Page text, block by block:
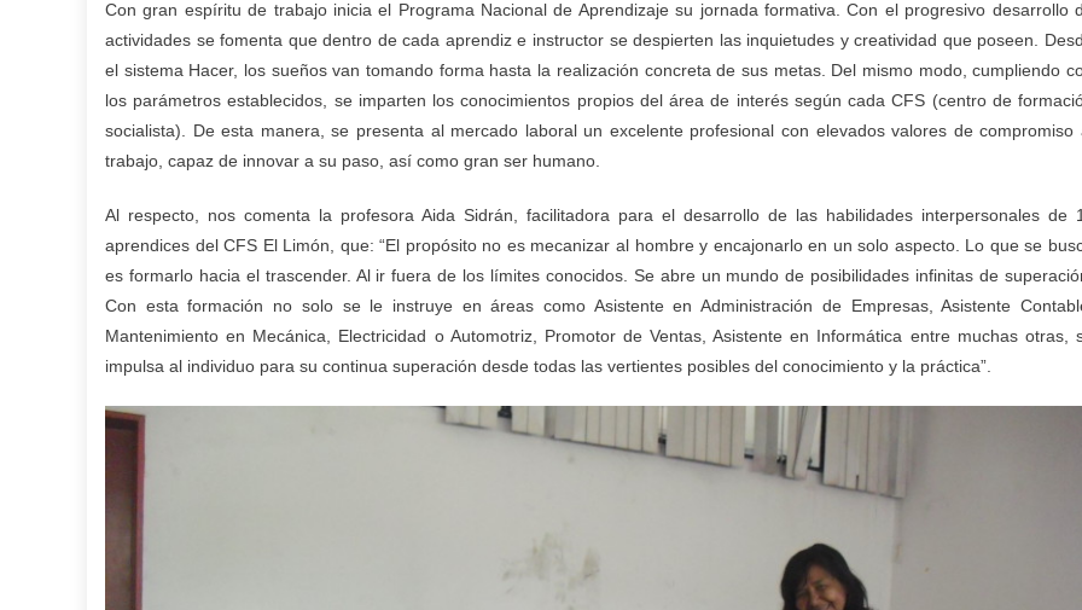
Con gran espíritu de trabajo inicia el Programa Nacional de Aprendizaje su jornada formativa. Con el progresivo desarrollo
actividades se fomenta que dentro de cada aprendiz e instructor se despierten las inquietudes y creatividad que poseen.
el sistema Hacer, los sueños van tomando forma hasta la realización concreta de sus metas. Del mismo modo, cumpliendo
los parámetros establecidos, se imparten los conocimientos propios del área de interés según cada CFS (centro de
socialista). De esta manera, se presenta al mercado laboral un excelente profesional con elevados valores de compromiso
trabajo, capaz de innovar a su paso, así como gran ser humano.
Al respecto, nos comenta la profesora Aida Sidrán, facilitadora para el desarrollo de las habilidades interpersonales de
aprendices del CFS El Limón, que: “El propósito no es mecanizar al hombre y encajonarlo en un solo aspecto. Lo que se
es formarlo hacia el trascender. Al ir fuera de los límites conocidos. Se abre un mundo de posibilidades infinitas de
Con esta formación no solo se le instruye en áreas como Asistente en Administración de Empresas, Asistente
Mantenimiento en Mecánica, Electricidad o Automotriz, Promotor de Ventas, Asistente en Informática entre muchas otras,
impulsa al individuo para su continua superación desde todas las vertientes posibles del conocimiento y la práctica”.